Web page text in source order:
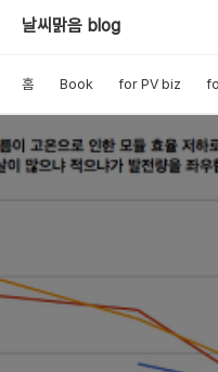
날씨맑음 blog
홈 Book for PV biz